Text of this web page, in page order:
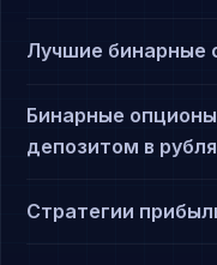
Лучшие бинарные
Бинарные
депозитом в
Стратегии